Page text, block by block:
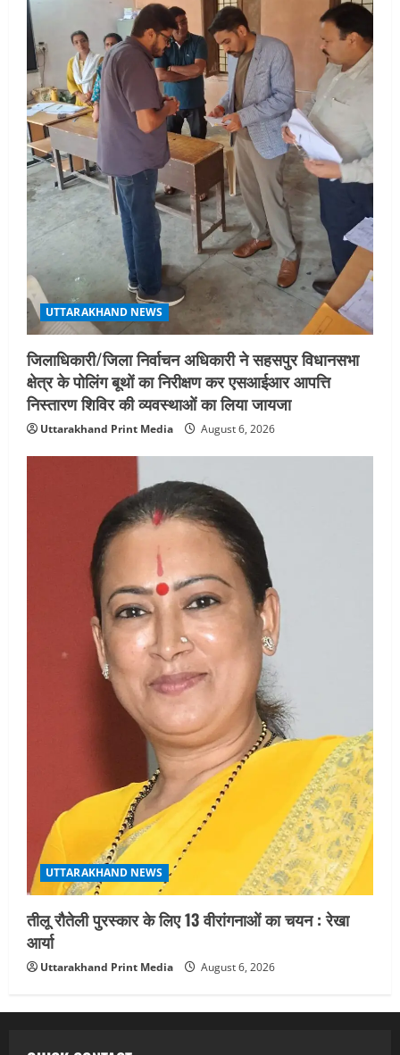
UTTARAKHAND NEWS
जिलाधिकारी/जिला निर्वाचन अधिकारी ने सहसपुर विधानसभा
क्षेत्र के पोलिंग बूथों का निरीक्षण कर एसआईआर आपत्ति
निस्तारण शिविर की व्यवस्थाओं का लिया जायजा
Uttarakhand Print Media August 6, 2026
UTTARAKHAND NEWS
तीलू रौतेली पुरस्कार के लिए 13 वीरांगनाओं का चयन : रेखा
आर्या
Uttarakhand Print Media August 6, 2026